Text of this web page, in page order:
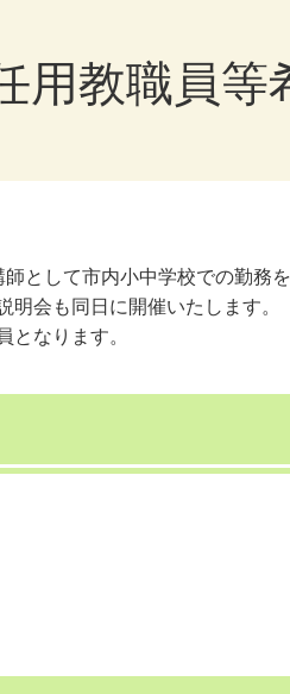
用教職員
として市内小中学校での勤務
会も同日に開催いたします。
となります。